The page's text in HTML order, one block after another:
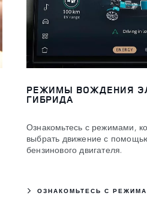
РЕЖИМЫ ВОЖДЕНИЯ
ГИБРИДА
Ознакомьтесь с режимами,
выбрать движение с
бензинового двигателя.
ОЗНАКОМЬТЕСЬ С